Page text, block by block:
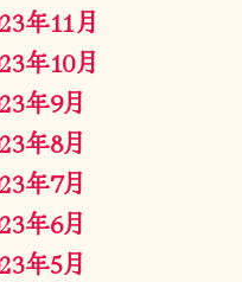
年11月
年10月
年9月
年8月
年7月
年6月
年5月